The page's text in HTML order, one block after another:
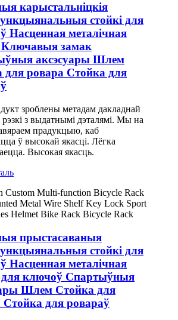
карыстальніцкія
стойкі для
Насценная металічная
Ключавыя замак
аксэсуары Шлем
для ровара Стойка для
зроблены метадам дакладнай
рэзкі з выдатнымі дэталямі. Мы на
прадукцыю, каб
ў высокай якасці. Лёгка
Высокая якасць.
прыстасаваныя
стойкі для
Насценная металічная
для ключоў Спартыўныя
Шлем Стойка для
Стойка для ровараў